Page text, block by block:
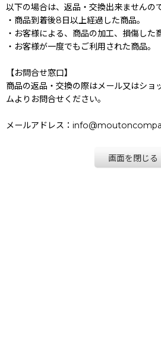
以下の場合は、返品・交換出来ませんの
・商品到着後8日以上経過した商品。
・お客様による、商品の加工、損傷した
・お客様が一度でもご利用された商品。
【お問合せ窓口】
商品の返品・交換の際はメール又はショ
ムよりお問合せください。
メールアドレス：
画面を閉じる